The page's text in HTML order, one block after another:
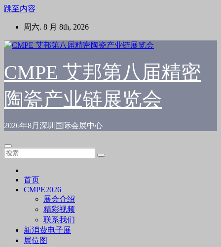
跳至内容
周六. 8 月 8th, 2026
CMPE 艾邦第八届精密
陶瓷产业链展览会
2026年8月深圳国际会展中心
首页
CMPE2026
展会介绍
精彩视频
联系我们
新消费电子展
展位图